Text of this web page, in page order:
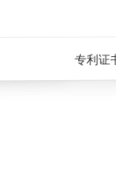
专利证